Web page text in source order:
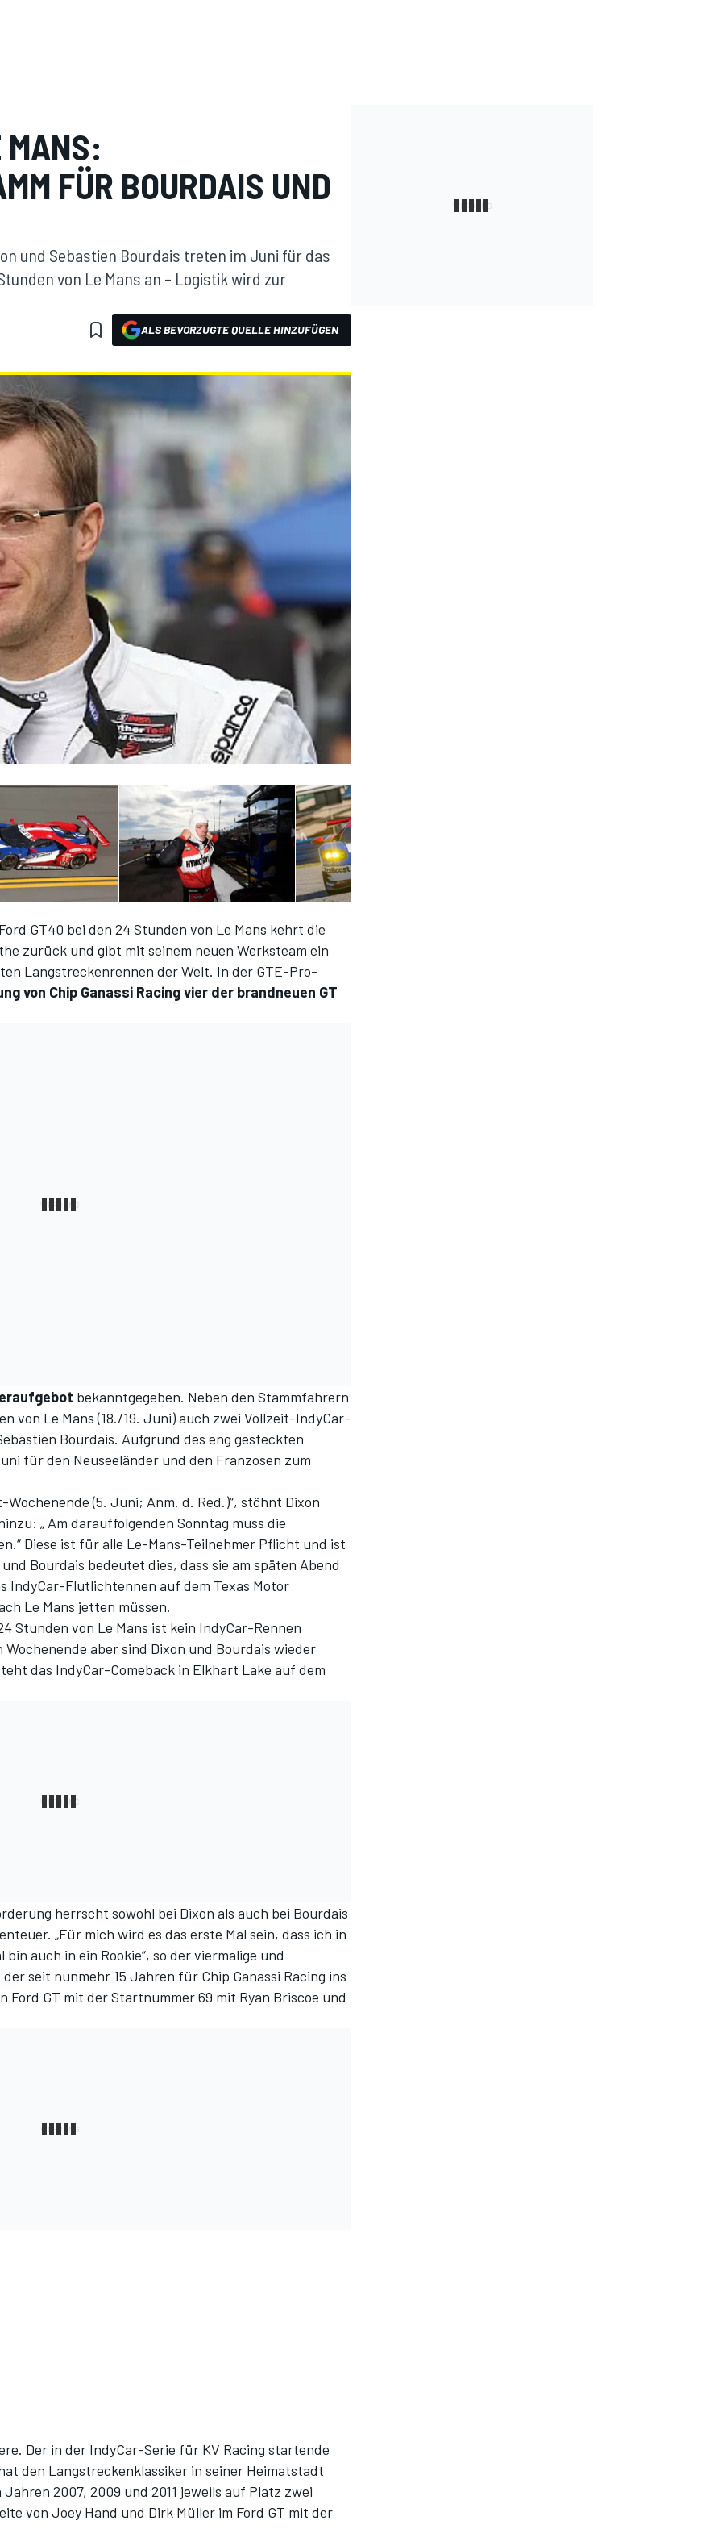
MANS:
FÜR BOURDAIS UND
und Sebastien Bourdais treten im Juni für das
von Le Mans an – Logistik wird zur
ALS BEVORZUGTE QUELLE HINZUFÜGEN
GT40 bei den 24 Stunden von Le Mans kehrt die
zurück und gibt mit seinem neuen Werksteam ein
Langstreckenrennen der Welt. In der GTE-Pro-
von Chip Ganassi Racing vier der brandneuen GT
bekanntgegeben. Neben den Stammfahrern
von Le Mans (18./19. Juni) auch zwei Vollzeit-IndyCar-
Bourdais. Aufgrund des eng gesteckten
für den Neuseeländer und den Franzosen zum
(5. Juni; Anm. d. Red.)“, stöhnt Dixon
„ Am darauffolgenden Sonntag muss die
Diese ist für alle Le-Mans-Teilnehmer Pflicht und ist
Bourdais bedeutet dies, dass sie am späten Abend
IndyCar-Flutlichtennen auf dem Texas Motor
Le Mans jetten müssen.
Stunden von Le Mans ist kein IndyCar-Rennen
aber sind Dixon und Bourdais wieder
das IndyCar-Comeback in Elkhart Lake auf dem
herrscht sowohl bei Dixon als auch bei Bourdais
„Für mich wird es das erste Mal sein, dass ich in
auch in ein Rookie“, so der viermalige und
seit nunmehr 15 Jahren für Chip Ganassi Racing ins
Ford GT mit der Startnummer 69 mit Ryan Briscoe und
Der in der IndyCar-Serie für KV Racing startende
den Langstreckenklassiker in seiner Heimatstadt
2007, 2009 und 2011 jeweils auf Platz zwei
von Joey Hand und Dirk Müller im Ford GT mit der